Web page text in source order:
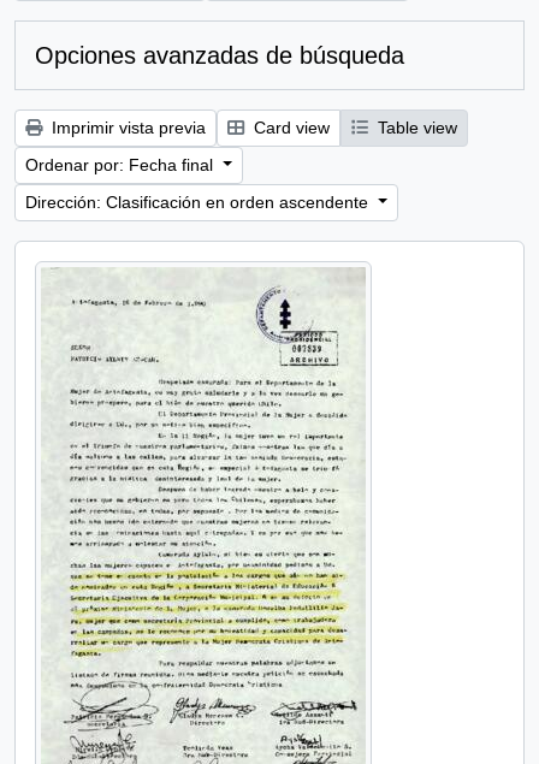
Opciones avanzadas de búsqueda
Imprimir vista previa Card view
Table view
Ordenar por: Fecha final
Dirección: Clasificación en orden ascendente